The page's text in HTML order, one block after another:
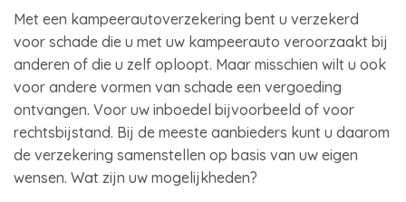
Met een kampeerautoverzekering bent u verzekerd
voor schade die u met uw kampeerauto veroorzaakt bij
anderen of die u zelf oploopt. Maar misschien wilt u ook
voor andere vormen van schade een vergoeding
ontvangen. Voor uw inboedel bijvoorbeeld of voor
rechtsbijstand. Bij de meeste aanbieders kunt u daarom
de verzekering samenstellen op basis van uw eigen
wensen. Wat zijn uw mogelijkheden?